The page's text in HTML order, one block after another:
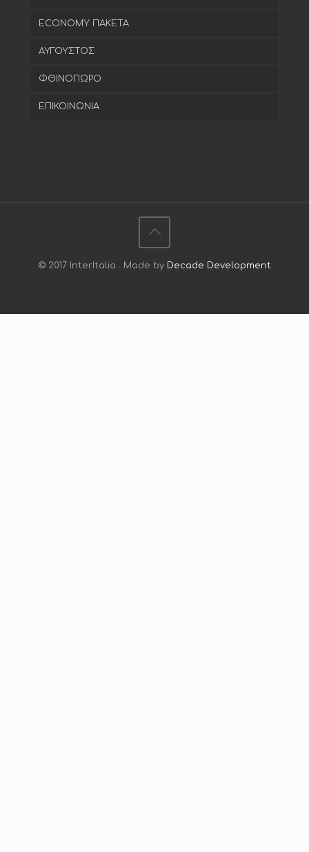
ECONOMY ΠΑΚΕΤΑ
ΑΥΓΟΥΣΤΟΣ
ΦΘΙΝΟΠΩΡΟ
ΕΠΙΚΟΙΝΩΝΙΑ
© 2017 InterItalia . Made by Decade Development